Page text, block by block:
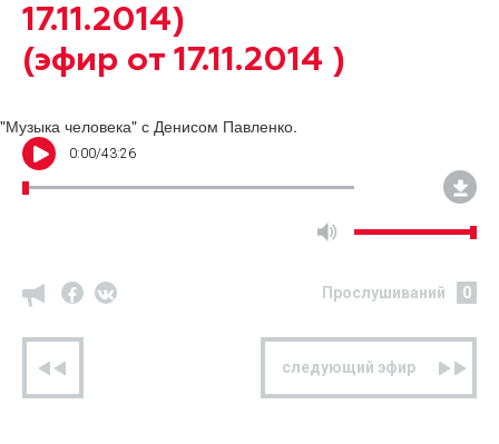
17.11.2014)
(эфир от 17.11.2014 )
"Музыка человека" с Денисом Павленко.
0:00/43:26
Прослушиваний 0
следующий эфир